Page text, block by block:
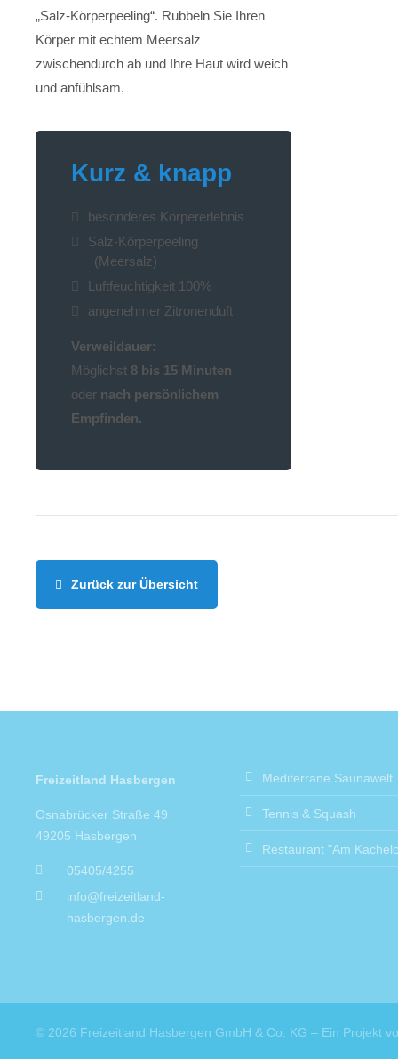
„Salz-Körperpeeling“. Rubbeln Sie Ihren
Körper mit echtem Meersalz
zwischendurch ab und Ihre Haut wird weich
und anfühlsam.
Kurz & knapp
besonderes Körpererlebnis
Salz-Körperpeeling
(Meersalz)
Luftfeuchtigkeit 100%
angenehmer Zitronenduft
Verweildauer:
Möglichst 8 bis 15 Minuten
oder nach persönlichem
Empfinden.
Zurück zur Übersicht
Freizeitland Hasbergen
Osnabrücker Straße 49
49205 Hasbergen
05405/4255
info@freizeitland-
hasbergen.de
Mediterrane Saunawelt
Tennis & Squash
Restaurant "Am
© 2026 Freizeitland Hasbergen GmbH & Co. KG – Ein Projekt